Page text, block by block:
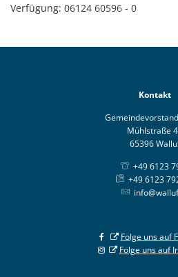
Verfügung: 06124 60596 - 0
Kontakt
Mühlstraße
65396
+49 6123
+49 6123
Folge uns auf
Folge uns auf